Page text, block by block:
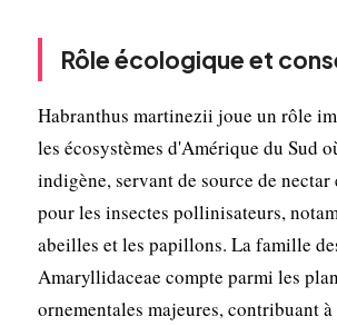
Rôle écologique et
Habranthus martinezii joue un rôle
les écosystèmes d'Amérique du Sud
indigène, servant de source de
pour les insectes pollinisateurs,
abeilles et les papillons. La famille
Amaryllidaceae compte parmi les
ornementales majeures, contribuant